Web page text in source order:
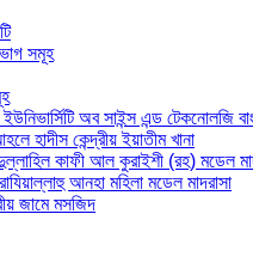
সমূহ
অব সাইন্স এন্ড টেকনোলজি
হাদীস কেন্দ্রীয় ইয়াতীম খানা
কাফী আল কুরাইশী (রহ) মডেল
আনহা মহিলা মডেল মাদরাসা
জামে মসজিদ